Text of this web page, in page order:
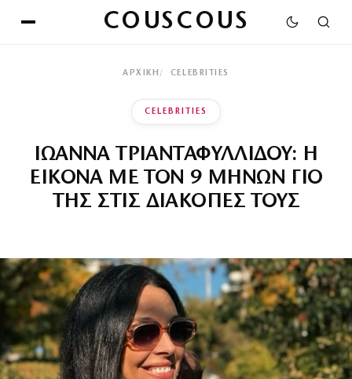
COUSCOUS
ΑΡΧΙΚΉ CELEBRITIES
CELEBRITIES
ΙΩΑΝΝΑ ΤΡΙΑΝΤΑΦΥΛΛΙΔΟΥ: Η
ΕΙΚΟΝΑ ΜΕ ΤΟΝ 9 ΜΗΝΩΝ ΓΙΟ
ΤΗΣ ΣΤΙΣ ΔΙΑΚΟΠΕΣ ΤΟΥΣ